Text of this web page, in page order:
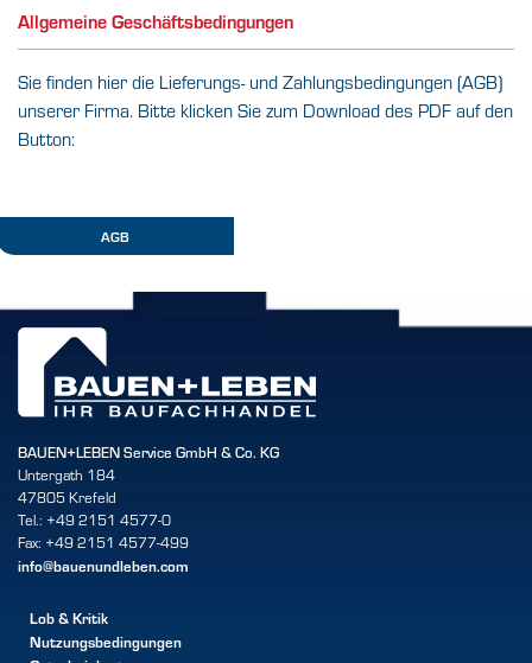
Allgemeine Geschäftsbedingungen
Sie finden hier die Lieferungs- und Zahlungsbedingungen (AGB)
unserer Firma. Bitte klicken Sie zum Download des PDF auf den
Button:
AGB
BAUEN+LEBEN Service GmbH & Co. KG
Untergath 184
47805 Krefeld
Tel.: +49 2151 4577-0
Fax: +49 2151 4577-499
info@bauenundleben.com
Lob & Kritik
Nutzungsbedingungen